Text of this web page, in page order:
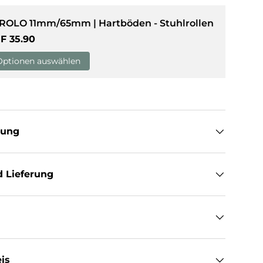
laden
11mm/65mm | Hartböden - Stuhlrollen
Preis
35.90
auswählen
Lieferung